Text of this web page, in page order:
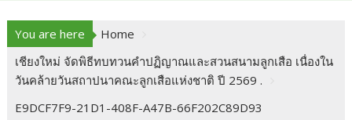
You are here
Home
เชียงใหม่ จัดพิธีทบทวนคำปฏิญาณและสวนสนามลูกเสือ เนื่องใน
วันคล้ายวันสถาปนาคณะลูกเสือแห่งชาติ ปี 2569 .
E9DCF7F9-21D1-408F-A47B-66F202C89D93